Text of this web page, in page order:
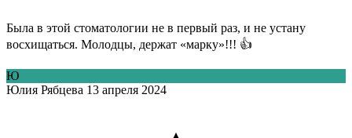
Была в этой стоматологии не в первый раз, и не устану
восхищаться. Молодцы, держат «марку»!!! 👍
Ю
Юлия Рябцева 13 апреля 2024